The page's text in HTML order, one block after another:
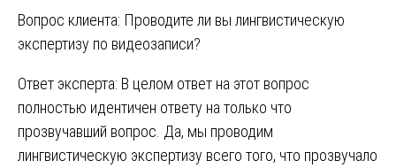
Вопрос клиента: Проводите ли вы лингвистическую
экспертизу по видеозаписи?
Ответ эксперта: В целом ответ на этот вопрос
полностью идентичен ответу на только что
прозвучавший вопрос. Да, мы проводим
лингвистическую экспертизу всего того, что прозвучало